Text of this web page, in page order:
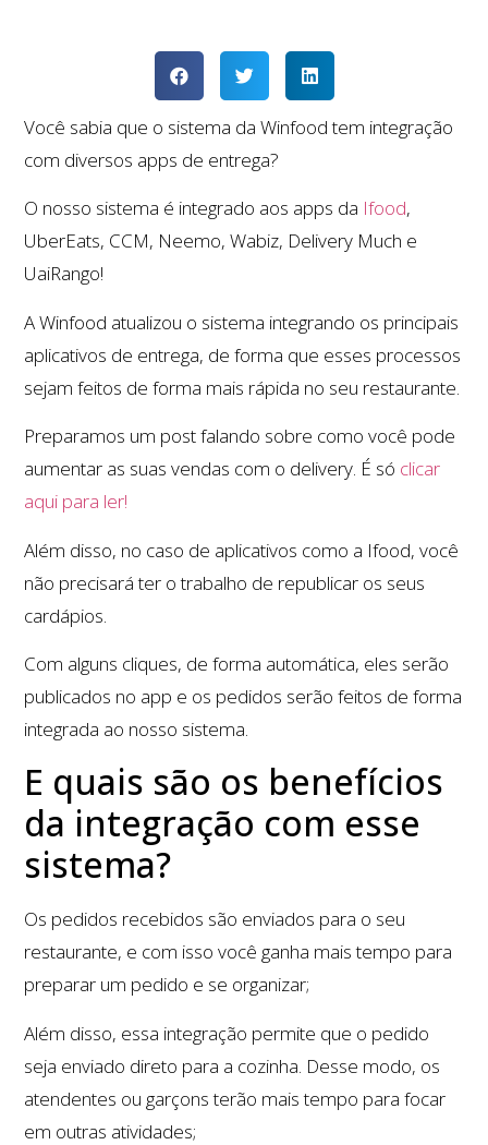
Você sabia que o sistema da Winfood tem integração
com diversos apps de entrega?
O nosso sistema é integrado aos apps da Ifood,
UberEats, CCM, Neemo, Wabiz, Delivery Much e
UaiRango!
A Winfood atualizou o sistema integrando os principais
aplicativos de entrega, de forma que esses processos
sejam feitos de forma mais rápida no seu restaurante.
Preparamos um post falando sobre como você pode
aumentar as suas vendas com o delivery. É só clicar
aqui para ler!
Além disso, no caso de aplicativos como a Ifood, você
não precisará ter o trabalho de republicar os seus
cardápios.
Com alguns cliques, de forma automática, eles serão
publicados no app e os pedidos serão feitos de forma
integrada ao nosso sistema.
E quais são os benefícios
da integração com esse
sistema?
Os pedidos recebidos são enviados para o seu
restaurante, e com isso você ganha mais tempo para
preparar um pedido e se organizar;
Além disso, essa integração permite que o pedido
seja enviado direto para a cozinha. Desse modo, os
atendentes ou garçons terão mais tempo para focar
em outras atividades;